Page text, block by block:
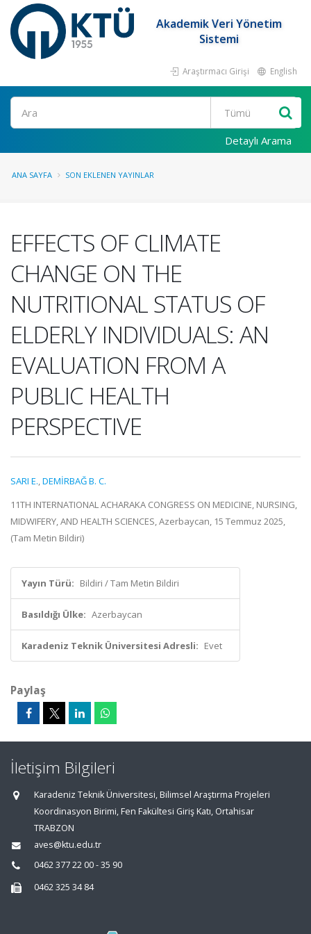
Akademik Veri Yönetim
Sistemi
Araştırmacı Girişi English
Ara
Detaylı Arama
ANA SAYFA SON EKLENEN YAYINLAR
EFFECTS OF CLIMATE
CHANGE ON THE
NUTRITIONAL STATUS OF
ELDERLY INDIVIDUALS: AN
EVALUATION FROM A
PUBLIC HEALTH
PERSPECTIVE
SARI E.,DEMİRBAĞ B. C.
11TH INTERNATIONAL ACHARAKA CONGRESS ON MEDICINE, NURSING,
MIDWIFERY, AND HEALTH SCIENCES, Azerbaycan, 15 Temmuz 2025,
(Tam Metin Bildiri)
Yayın Türü: Bildiri / Tam Metin Bildiri
Basıldığı Ülke: Azerbaycan
Karadeniz Teknik Üniversitesi Adresli: Evet
Paylaş
İletişim Bilgileri
Karadeniz Teknik Üniversitesi, Bilimsel Araştırma Projeleri
Koordinasyon Birimi, Fen Fakültesi Giriş Katı, Ortahisar
TRABZON
aves@ktu.edu.tr
0462 377 22 00 - 35 90
0462 325 34 84